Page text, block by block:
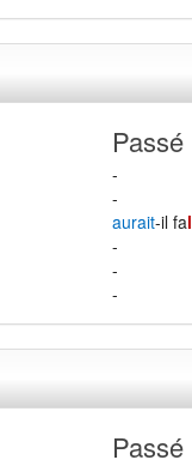
Passé
-
-
aurait-il fa
-
-
-
Passé